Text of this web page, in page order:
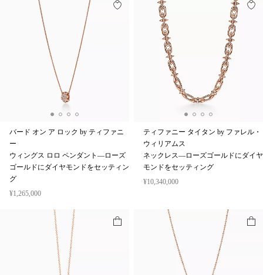
バード オン ア ロック by ティファニ
ー
ウィングス ロロ ペンダント—ローズ
ゴールドにダイヤモンドをセッティン
グ
¥1,265,000
ティファニー タイタン by ファレル・
ウィリアムス
ネックレス—ローズゴールドにダイヤ
モンドをセッティング
¥10,340,000